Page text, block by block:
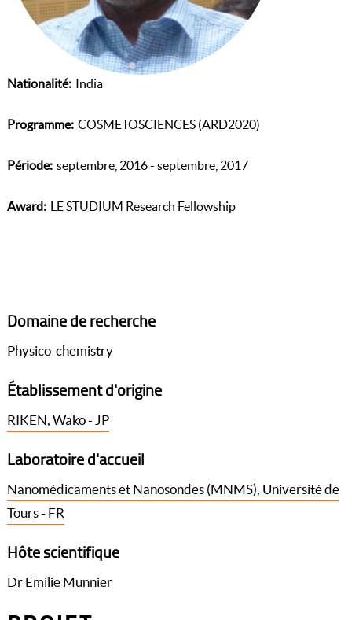
Nationalité India
Programme COSMETOSCIENCES (ARD2020)
Période septembre, 2016 - septembre, 2017
Award LE STUDIUM Research Fellowship
Domaine de recherche
Physico-chemistry
Établissement d'origine
RIKEN, Wako - JP
Laboratoire d'accueil
Nanomédicaments et Nanosondes (MNMS), Université de
Tours - FR
Hôte scientifique
Dr Emilie Munnier